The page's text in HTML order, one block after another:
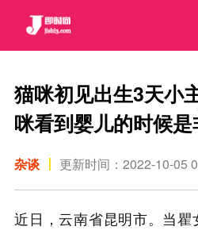
猫咪初见出生3天小
咪看到婴儿的时候
杂谈 更新时间：2022-10-05
近日，云南省昆明市。当